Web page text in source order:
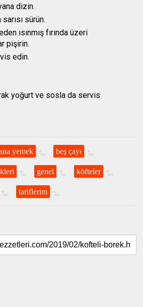
dizin.
sürün.
ısınmış fırında üzeri
pişirin.
edin.
yoğurt ve sosla da servis
yemek beş çayı
genel köfteler
tariflerim